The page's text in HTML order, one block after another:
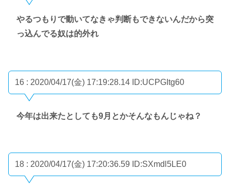
やるつもりで動いてなきゃ判断もできないんだから突
っ込んでる奴は的外れ
16 : 2020/04/17(金) 17:19:28.14 ID:UCPGItg60
今年は出来たとしても9月とかそんなもんじゃね？
18 : 2020/04/17(金) 17:20:36.59 ID:SXmdl5LE0